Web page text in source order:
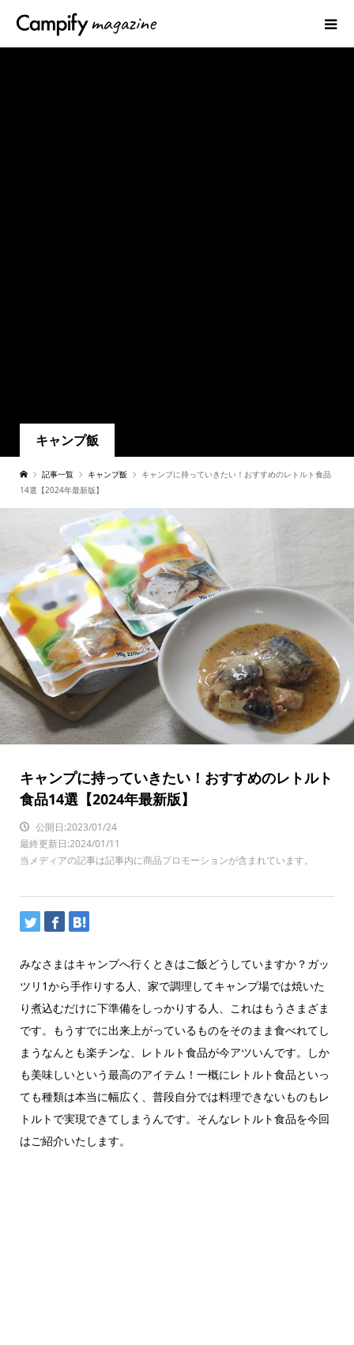
キャンプ飯
記事一覧 キャンプ飯
キャンプに持っていきたい！おすすめのレトルト食品
14選【2024年最新版】
キャンプに持っていきたい！おすすめのレトルト
食品14選【2024年最新版】
公開日:2023/01/24
最終更新日:2024/01/11
当メディアの記事は記事内に商品プロモーションが含まれています。
みなさまはキャンプへ行くときはご飯どうしていますか？ガッ
ツリ1から手作りする人、家で調理してキャンプ場では焼いた
り煮込むだけに下準備をしっかりする人、これはもうさまざま
です。もうすでに出来上がっているものをそのまま食べれてし
まうなんとも楽チンな、レトルト食品が今アツいんです。しか
も美味しいという最高のアイテム！一概にレトルト食品といっ
ても種類は本当に幅広く、普段自分では料理できないものもレ
トルトで実現できてしまうんです。そんなレトルト食品を今回
はご紹介いたします。